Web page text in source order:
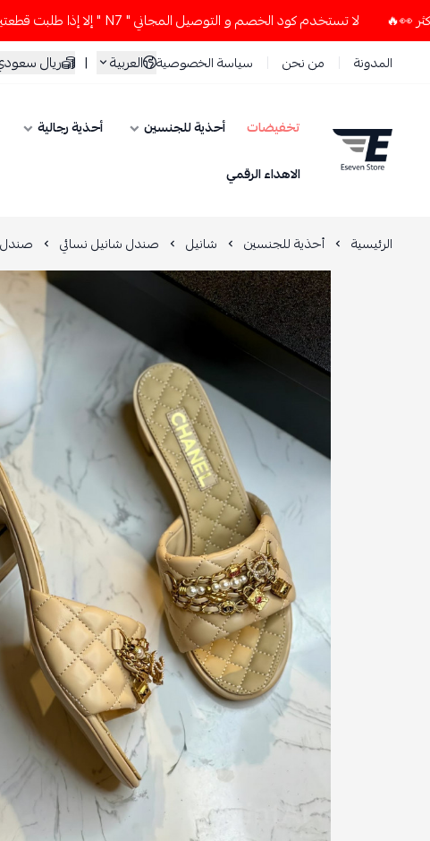
لا تستخدم كود الخصم و التوصيل المجاني " N7 " إلا إذا طلبت قطعتين أو أكثر 👀🔥
المدونة من نحن سياسة الخصوصية العربية | ريال
ESEVEN STORE
تخفيضات أحذية للجنسين أحذية رجالية
الاهداء الرقمي
الرئيسية أحذية للجنسين شانيل صندل شانيل نسائي